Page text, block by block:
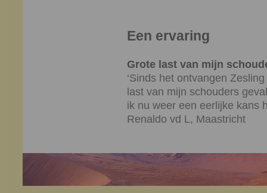
Een ervaring
Grote last van mijn
‘Sinds het ontvangen
last van mijn schouders
ik nu weer een eerlijke kans
Renaldo vd L, Maastricht